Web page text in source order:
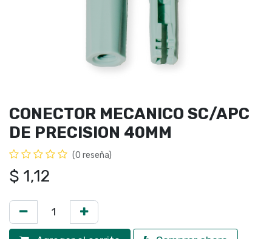
CONECTOR MECANICO SC/APC
DE PRECISION 40MM
(0 reseña)
$ 1,12